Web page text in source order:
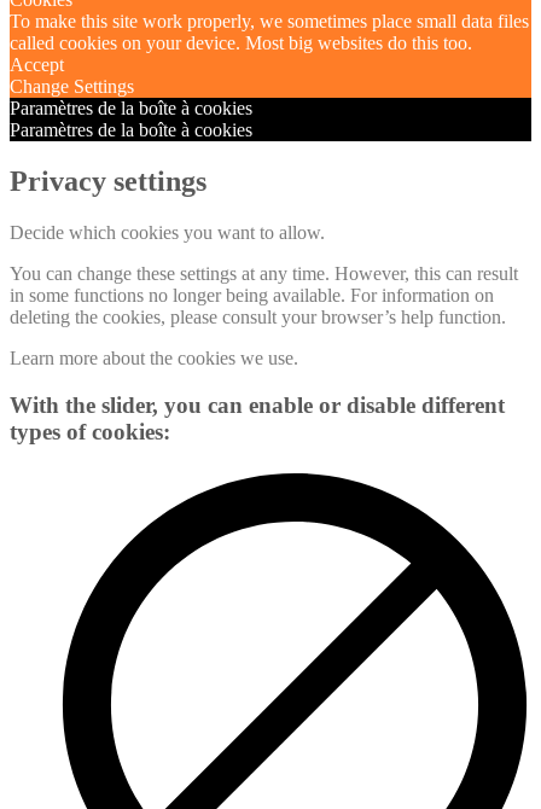
To make this site work properly, we sometimes place small data files
called cookies on your device. Most big websites do this too.
Accept
Change Settings
Paramètres de la boîte à cookies
Paramètres de la boîte à cookies
Privacy settings
Decide which cookies you want to allow.
You can change these settings at any time. However, this can result
in some functions no longer being available. For information on
deleting the cookies, please consult your browser’s help function.
Learn more about the cookies we use.
With the slider, you can enable or disable different
types of cookies: